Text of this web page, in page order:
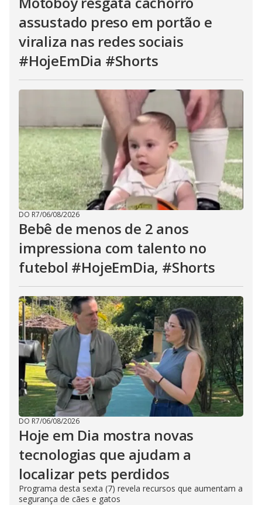
assustado preso em portão e
viraliza nas redes sociais
#HojeEmDia #Shorts
DO R7/06/08/2026
Bebê de menos de 2 anos
impressiona com talento no
futebol #HojeEmDia, #Shorts
DO R7/06/08/2026
Hoje em Dia mostra novas
tecnologias que ajudam a
localizar pets perdidos
Programa desta sexta (7) revela recursos que aumentam a
segurança de cães e gatos